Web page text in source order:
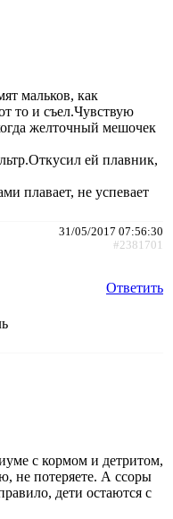
мальков, как
то и съел.Чувствую
желточный мешочек
ей плавник,
плавает, не успевает
31/05/2017 07:56:30
#2381701
Ответить
с кормом и детритом,
не потеряете. А ссоры
дети остаются с